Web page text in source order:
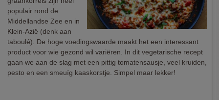
populair rond de
Middellandse Zee en in
Klein-Azië (denk aan
taboulé). De hoge voedingswaarde maakt het een interessant
product voor wie gezond wil variëren. In dit vegetarische recept
gaan we aan de slag met een pittig tomatensausje, veel kruiden,
pesto en een smeuïg kaaskorstje. Simpel maar lekker!